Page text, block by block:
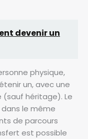
devenir un
physique,
un, avec une
(sauf héritage). Le
dans le même
de parcours
est possible